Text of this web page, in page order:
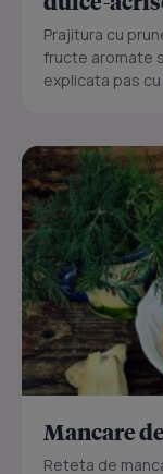
Prajitura cu
fructe aromate
explicata pas cu
Mancare
Reteta de